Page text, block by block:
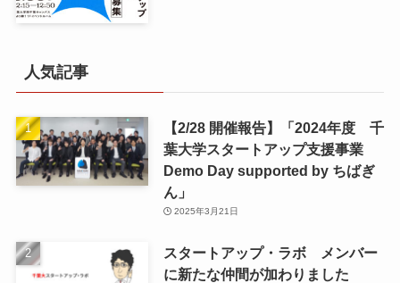
人気記事
【2/28 開催報告】「2024年度 千
葉大学スタートアップ支援事業
Demo Day supported by ちばぎ
ん」
2025年3月21日
スタートアップ・ラボ メンバー
に新たな仲間が加わりました